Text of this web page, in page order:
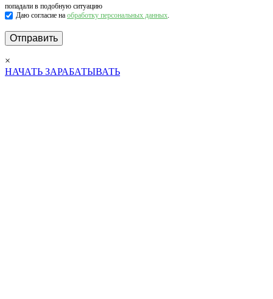
попадали в подобную ситуацию
Даю согласие на обработку персональных данных
×
НАЧАТЬ ЗАРАБАТЫВАТЬ